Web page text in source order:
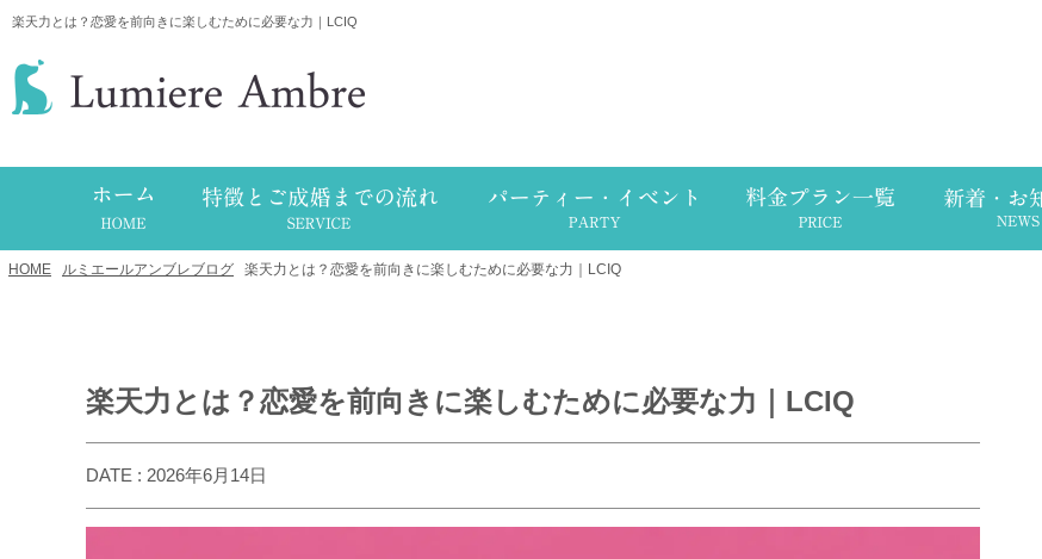
楽天力とは？恋愛を前向きに楽しむために必要な力｜LCIQ
HOME ルミエールアンブレブログ 楽天力とは？恋愛を前向きに楽しむために必要な力｜LCIQ
楽天力とは？恋愛を前向きに楽しむために必要な力｜LCIQ
DATE : 2026年6月14日